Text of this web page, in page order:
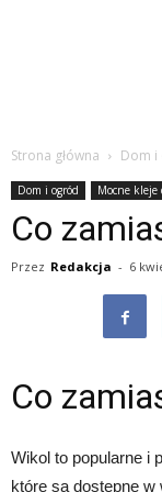
Strona główna Dom
Dom i ogród Mocne kleje
Co
Przez Redakcja - 6
Co
Wikol to popularne i
które są dostępne